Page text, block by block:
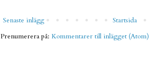
Senaste inlägg
Startsida
Prenumerera på: Kommentarer till inlägget (Atom)